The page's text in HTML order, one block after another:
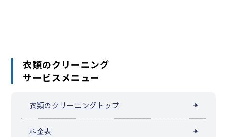
衣類のクリーニング
サービスメニュー
衣類のクリーニングトップ
料金表